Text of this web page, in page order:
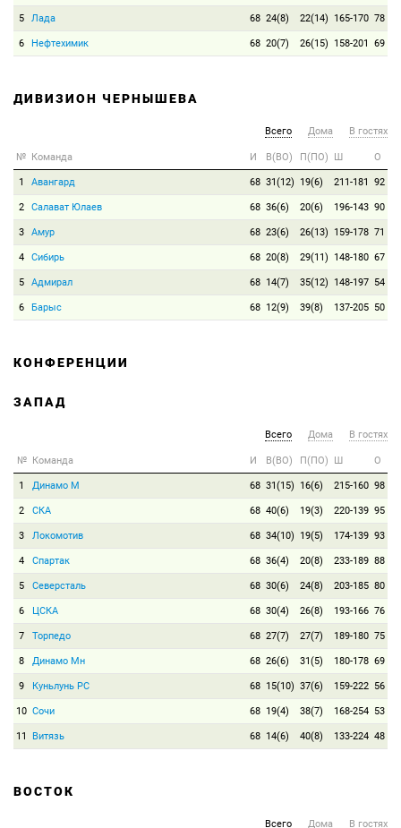
5 Лада 68 24(8) 22(14) 165-170 78
6 Нефтехимик 68 20(7) 26(15) 158-201 69
ДИВИЗИОН ЧЕРНЫШЕВА
Всего Дома В гостях
№ Команда И В(ВО) П(ПО) Ш О
1 Авангард 68 31(12) 19(6) 211-181 92
2 Салават Юлаев 68 36(6) 20(6) 196-143 90
3 Амур 68 23(6) 26(13) 159-178 71
4 Сибирь 68 20(8) 29(11) 148-180 67
5 Адмирал 68 14(7) 35(12) 148-197 54
6 Барыс 68 12(9) 39(8) 137-205 50
КОНФЕРЕНЦИИ
ЗАПАД
Всего Дома В гостях
№ Команда И В(ВО) П(ПО) Ш О
1 Динамо М 68 31(15) 16(6) 215-160 98
2 СКА 68 40(6) 19(3) 220-139 95
3 Локомотив 68 34(10) 19(5) 174-139 93
4 Спартак 68 36(4) 20(8) 233-189 88
5 Северсталь 68 30(6) 24(8) 203-185 80
6 ЦСКА 68 30(4) 26(8) 193-166 76
7 Торпедо 68 27(7) 27(7) 189-180 75
8 Динамо Мн 68 26(6) 31(5) 180-178 69
9 Куньлунь РС 68 15(10) 37(6) 159-222 56
10 Сочи 68 19(4) 38(7) 168-254 53
11 Витязь 68 14(6) 40(8) 133-224 48
ВОСТОК
Всего Дома В гостях